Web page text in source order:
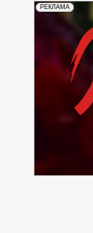
РЕКЛАМА